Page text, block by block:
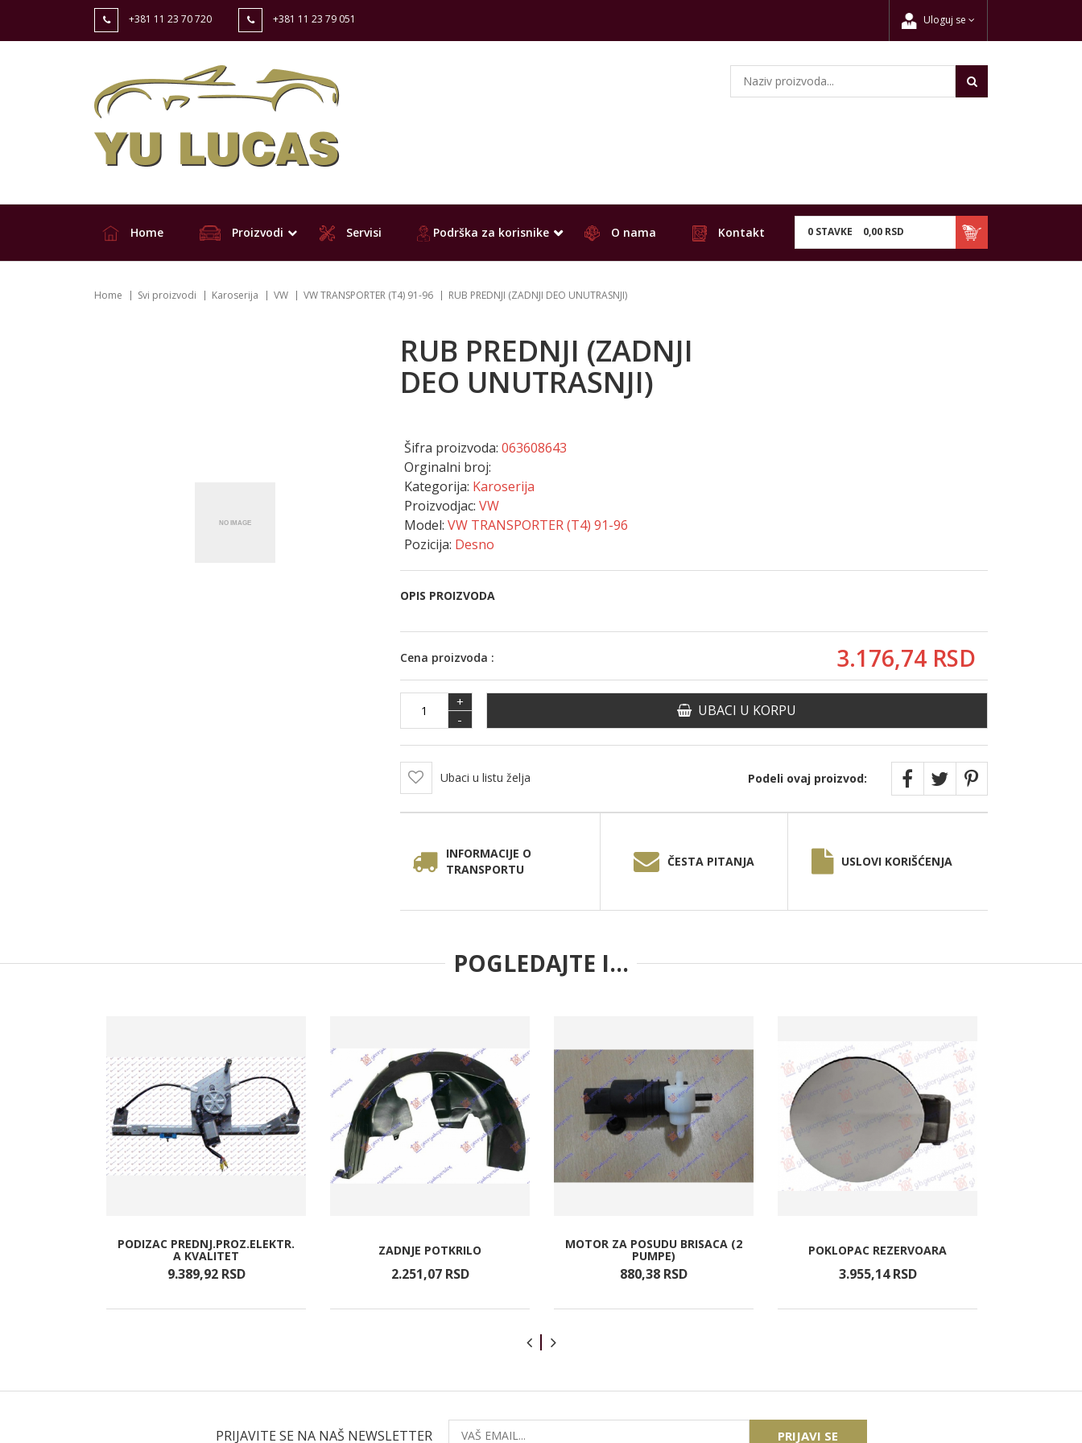
+381 11 23 70 720 +381 11 23 79 051 Uloguj se
0 STAVKE 0,00 RSD
Home Proizvodi Servisi Podrška za korisnike O nama Kontakt
Home Svi proizvodi Karoserija VW VW TRANSPORTER (T4) 91-96 RUB PREDNJI (ZADNJI DEO UNUTRASNJI)
RUB PREDNJI (ZADNJI
DEO UNUTRASNJI)
Šifra proizvoda: 063608643
Orginalni broj:
Kategorija: Karoserija
Proizvodjac: VW
Model: VW TRANSPORTER (T4) 91-96
Pozicija: Desno
OPIS PROIZVODA
Cena proizvoda : 3.176,74 RSD
+
-
UBACI U KORPU
Ubaci u listu želja Podeli ovaj proizvod:
INFORMACIJE O
TRANSPORTU
ČESTA PITANJA USLOVI KORIŠĆENJA
POGLEDAJTE I...
PODIZAC PREDNJ.PROZ.ELEKTR.
A KVALITET
9.389,92 RSD
ZADNJE POTKRILO
2.251,07 RSD
MOTOR ZA POSUDU BRISACA (2
PUMPE)
880,38 RSD
POKLOPAC REZERVOARA
3.955,14 RSD
PRIJAVITE SE NA NAŠ NEWSLETTER PRIJAVI SE